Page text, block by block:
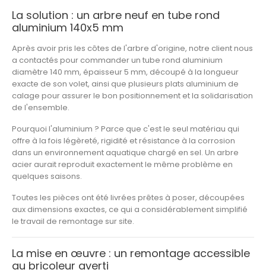
La solution : un arbre neuf en tube rond
aluminium 140x5 mm
Après avoir pris les côtes de l'arbre d'origine, notre client nous
a contactés pour commander un tube rond aluminium
diamètre 140 mm, épaisseur 5 mm, découpé à la longueur
exacte de son volet, ainsi que plusieurs plats aluminium de
calage pour assurer le bon positionnement et la solidarisation
de l'ensemble.
Pourquoi l'aluminium ? Parce que c'est le seul matériau qui
offre à la fois légèreté, rigidité et résistance à la corrosion
dans un environnement aquatique chargé en sel. Un arbre
acier aurait reproduit exactement le même problème en
quelques saisons.
Toutes les pièces ont été livrées prêtes à poser, découpées
aux dimensions exactes, ce qui a considérablement simplifié
le travail de remontage sur site.
La mise en œuvre : un remontage accessible
au bricoleur averti